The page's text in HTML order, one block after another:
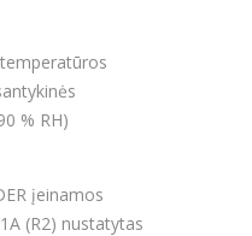
% RH)
įeinamos
(R2) nustatytas